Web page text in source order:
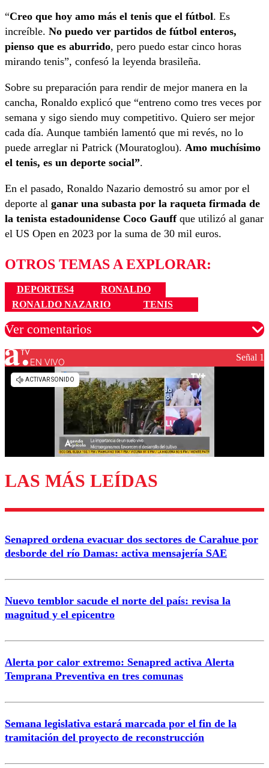
“Creo que hoy amo más el tenis que el fútbol. Es
increíble. No puedo ver partidos de fútbol enteros,
pienso que es aburrido, pero puedo estar cinco horas
mirando tenis”, confesó la leyenda brasileña.
Sobre su preparación para rendir de mejor manera en la
cancha, Ronaldo explicó que “entreno como tres veces por
semana y sigo siendo muy competitivo. Quiero ser mejor
cada día. Aunque también lamentó que mi revés, no lo
puede arreglar ni Patrick (Mouratoglou). Amo muchísimo
el tenis, es un deporte social”.
En el pasado, Ronaldo Nazario demostró su amor por el
deporte al ganar una subasta por la raqueta firmada de
la tenista estadounidense Coco Gauff que utilizó al ganar
el US Open en 2023 por la suma de 30 mil euros.
OTROS TEMAS A EXPLORAR:
DEPORTES4
RONALDO
RONALDO NAZARIO
TENIS
Ver comentarios
Los comentarios son moderados para garantizar un
diálogo respetuoso.
Enviar comentario
EN VIVO Señal 1
LAS MÁS LEÍDAS
Senapred ordena evacuar dos sectores de Carahue por
desborde del río Damas: activa mensajería SAE
Nuevo temblor sacude el norte del país: revisa la
magnitud y el epicentro
Alerta por calor extremo: Senapred activa Alerta
Temprana Preventiva en tres comunas
Semana legislativa estará marcada por el fin de la
tramitación del proyecto de reconstrucción